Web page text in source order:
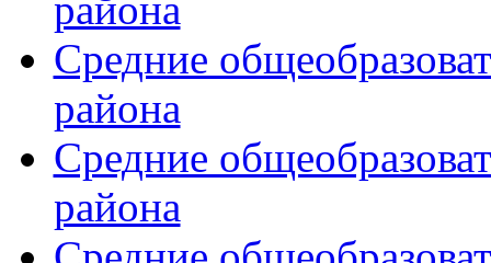
района
Средние
района
Средние
района